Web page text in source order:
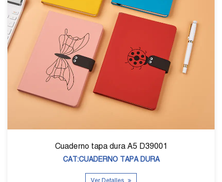
Cuaderno tapa dura A5 D39001
CAT:CUADERNO TAPA DURA
Ver Detalles